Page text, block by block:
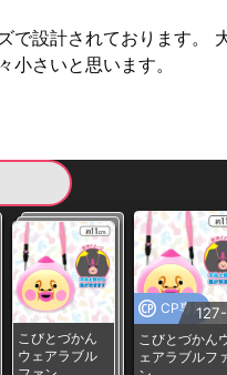
で設計されております。
小さいと思います。
こびとづかん
ウェアラブル
CP専用
こびとづかん
ェアラブルフ